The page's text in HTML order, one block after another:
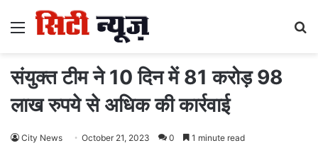
Menu
संयुक्त टीम ने 10 दिन में 81 करोड़ 98
लाख रुपये से अधिक की कार्रवाई
City News October 21, 2023 0 1 minute read